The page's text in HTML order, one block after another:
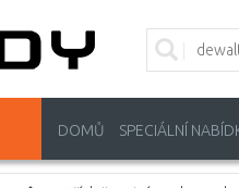
DOMŮ SPECIÁLNÍ